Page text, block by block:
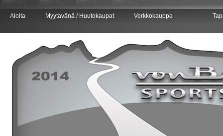
Aloita Myytävänä / Huutokaupat Verkkokauppa